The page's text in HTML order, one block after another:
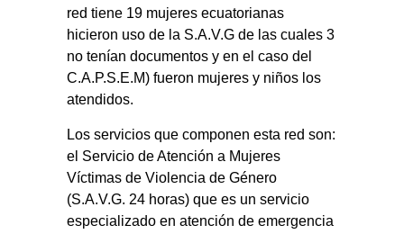
red tiene 19 mujeres ecuatorianas
hicieron uso de la S.A.V.G de las cuales 3
no tenían documentos y en el caso del
C.A.P.S.E.M) fueron mujeres y niños los
atendidos.
Los servicios que componen esta red son:
el Servicio de Atención a Mujeres
Víctimas de Violencia de Género
(S.A.V.G. 24 horas) que es un servicio
especializado en atención de emergencia